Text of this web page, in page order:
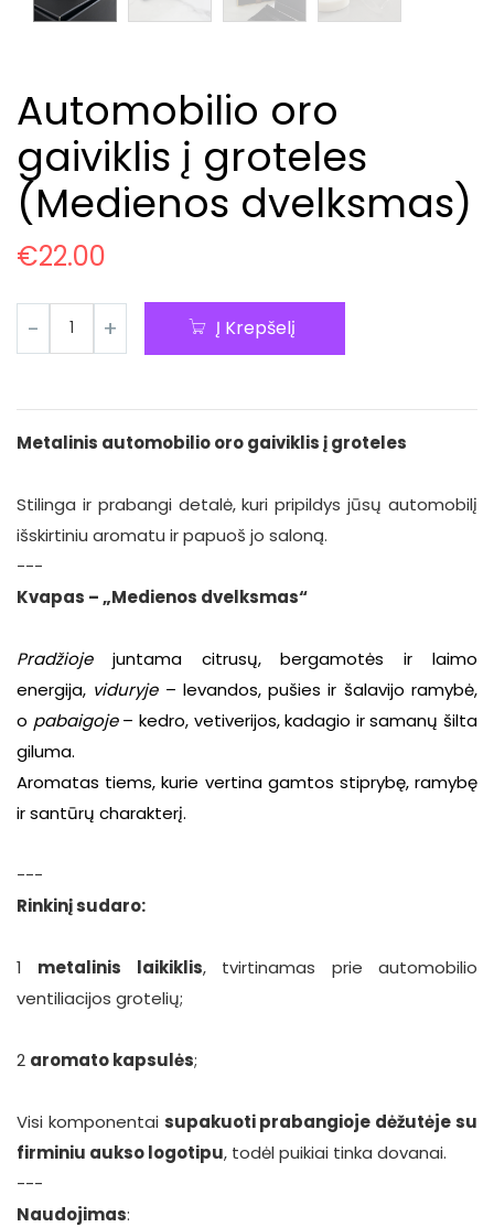
Automobilio oro
gaiviklis į groteles
(Medienos dvelksmas)
€22.00
Į Krepšelį
Metalinis automobilio oro gaiviklis į groteles
Stilinga ir prabangi detalė, kuri pripildys jūsų automobilį
išskirtiniu aromatu ir papuoš jo saloną.
---
Kvapas – „Medienos dvelksmas“
Pradžiojejuntama citrusų, bergamotės ir laimo
energija, viduryje– levandos, pušies ir šalavijo ramybė,
o pabaigoje– kedro, vetiverijos, kadagio ir samanų šilta
giluma.
Aromatas tiems, kurie vertina gamtos stiprybę, ramybę
ir santūrų charakterį.
---
Rinkinį sudaro:
1 metalinis laikiklis, tvirtinamas prie automobilio
ventiliacijos grotelių;
2 aromato kapsulės;
Visi komponentai supakuoti prabangioje dėžutėje su
firminiu aukso logotipu, todėl puikiai tinka dovanai.
---
Naudojimas: